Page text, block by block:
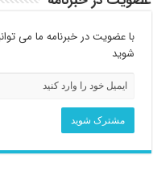
با عضویت در خبرنامه ما می
شوید